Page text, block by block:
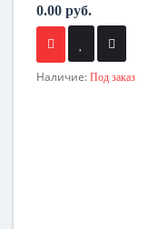
0.00 руб.
Наличие: Под заказ